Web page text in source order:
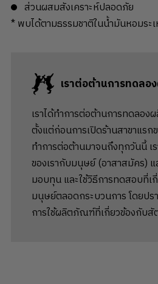
ส่วนผสมสังเคราะห์ปลอดภัย
* พบได้ตามธรรมชาติในน้ำมันหอมระ
เราต่อต้านการทดล
เราได้ทำการต่อต้านการทดลอ
ตั้งแต่ก่อนการเปิดร้านสาขาแรกข
ทำการต่อต้านมาจนถึงทุกวันนี้
ของเรากับมนุษย์ (อาสาสมัคร) แ
มอบทุน และใช้วิธีการทดสอบที่เ
มนุษย์ตลอดกระบวนการ โดยปร
การใช้ผลิตภัณฑ์ที่เกี่ยวข้องกับสั